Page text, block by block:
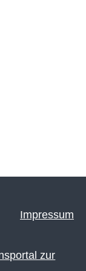
Impressum
zur